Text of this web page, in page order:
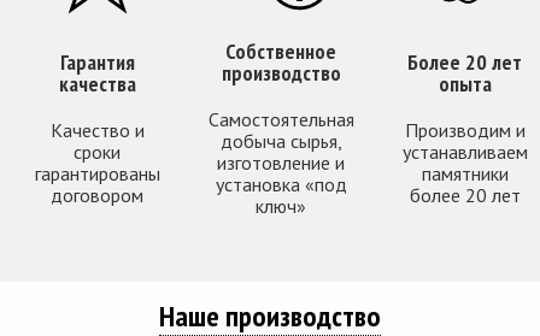
Гарантия
качества
Качество и
сроки
гарантированы
договором
Собственное
производство
Самостоятельная
добыча сырья,
изготовление и
установка «под
ключ»
Более 20 лет
опыта
Производим и
устанавливаем
памятники
более 20 лет
Наше производство